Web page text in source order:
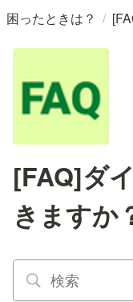
困ったときは？ /
[FAQ]ダ
きますか